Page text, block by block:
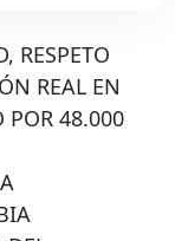
RESPETO
REAL EN
POR 48.000